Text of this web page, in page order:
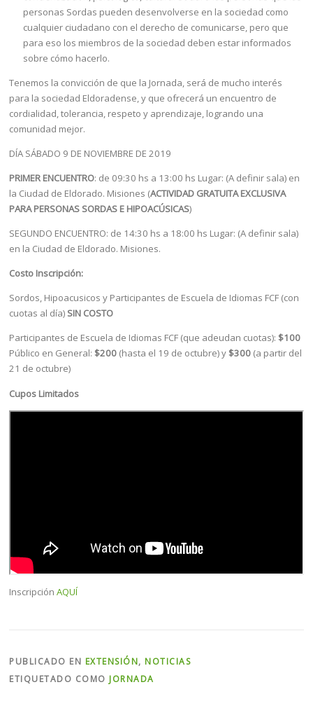
personas Sordas pueden desenvolverse en la sociedad como
cualquier ciudadano con el derecho de comunicarse, pero que
para eso los miembros de la sociedad deben estar informados
sobre cómo hacerlo.
Tenemos la convicción de que la Jornada, será de mucho interés
para la sociedad Eldoradense, y que ofrecerá un encuentro de
cordialidad, tolerancia, respeto y aprendizaje, logrando una
comunidad mejor.
DÍA SÁBADO 9 DE NOVIEMBRE DE 2019
PRIMER ENCUENTRO: de 09:30 hs a 13:00 hs Lugar: (A definir sala) en
la Ciudad de Eldorado. Misiones (ACTIVIDAD GRATUITA EXCLUSIVA
PARA PERSONAS SORDAS E HIPOACÚSICAS)
SEGUNDO ENCUENTRO: de 14:30 hs a 18:00 hs Lugar: (A definir sala)
en la Ciudad de Eldorado. Misiones.
Costo Inscripción:
Sordos, Hipoacusicos y Participantes de Escuela de Idiomas FCF (con
cuotas al día) SIN COSTO
Participantes de Escuela de Idiomas FCF (que adeudan cuotas): $100
Público en General: $200 (hasta el 19 de octubre) y $300 (a partir del
21 de octubre)
Cupos Limitados
InscripciónAQUÍ
PUBLICADO EN EXTENSIÓN, NOTICIAS
ETIQUETADO COMO JORNADA